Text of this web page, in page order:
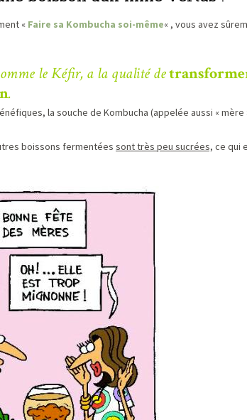
« Faire sa Kombucha soi-même« , vous avez
le Kéfir, a la qualité de
.
la souche de Kombucha (appelée aussi « mère
boissons fermentées sont très peu sucrées, ce qui